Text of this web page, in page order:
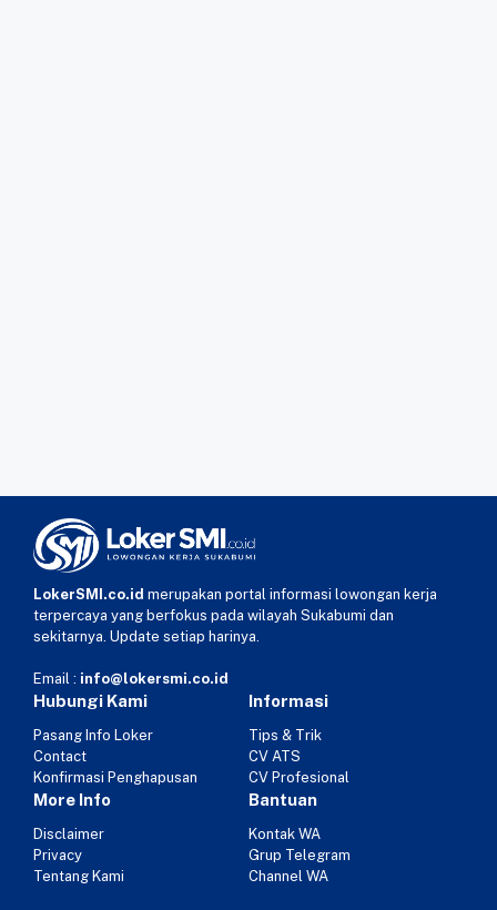
LokerSMI.co.id merupakan portal informasi lowongan kerja
terpercaya yang berfokus pada wilayah Sukabumi dan
sekitarnya. Update setiap harinya.
Email : info@lokersmi.co.id
Hubungi Kami
Pasang Info Loker
Contact
Konfirmasi Penghapusan
Informasi
Tips & Trik
CV ATS
CV Profesional
More Info
Disclaimer
Privacy
Tentang Kami
Bantuan
Kontak WA
Grup Telegram
Channel WA